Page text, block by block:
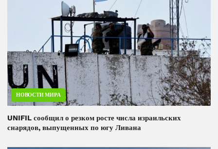
НОВОСТИ МИРА
UNIFIL сообщил о резком росте числа израильских
снарядов, выпущенных по югу Ливана